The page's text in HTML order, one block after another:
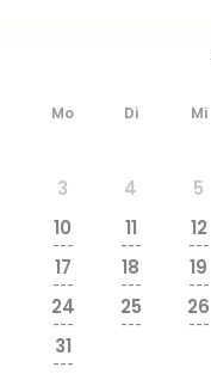
Mo Di Mi
3
4 5
10
---
11
---
12
---
17
---
18
---
19
---
24
---
25
---
26
---
31
---